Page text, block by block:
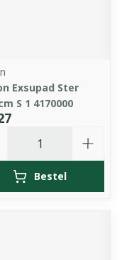
Exsupad Ster
S 1 4170000
Bestel